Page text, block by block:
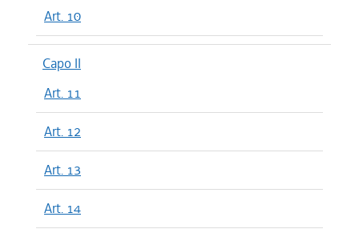
Art. 10
Capo II
Art. 11
Art. 12
Art. 13
Art. 14